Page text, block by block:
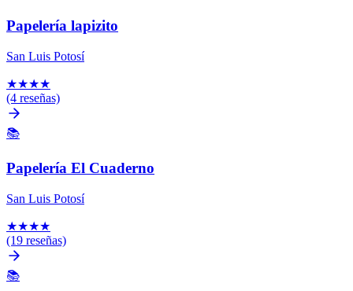
Papelería lapizito
San Luis Potosí
★★★★
(4 reseñas)
📚
Papelería El Cuaderno
San Luis Potosí
★★★★
(19 reseñas)
📚